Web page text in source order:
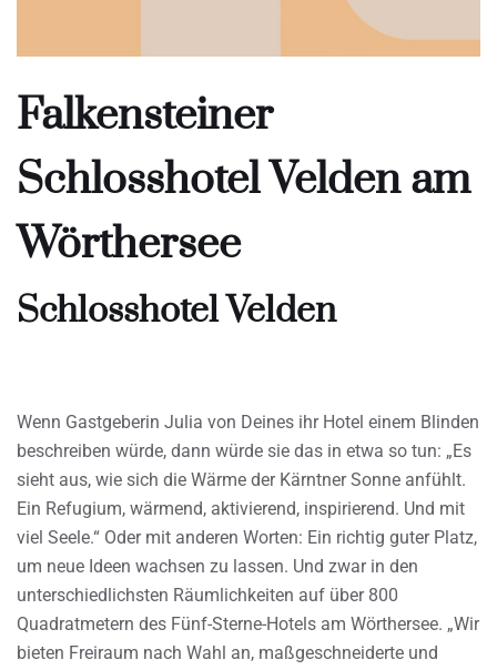
Falkensteiner
Schlosshotel Velden am
Wörthersee
Schlosshotel Velden
Wenn Gastgeberin Julia von Deines ihr Hotel einem Blinden
beschreiben würde, dann würde sie das in etwa so tun: „Es
sieht aus, wie sich die Wärme der Kärntner Sonne anfühlt.
Ein Refugium, wärmend, aktivierend, inspirierend. Und mit
viel Seele.“ Oder mit anderen Worten: Ein richtig guter Platz,
um neue Ideen wachsen zu lassen. Und zwar in den
unterschiedlichsten Räumlichkeiten auf über 800
Quadratmetern des Fünf-Sterne-Hotels am Wörthersee. „Wir
bieten Freiraum nach Wahl an, maßgeschneiderte und